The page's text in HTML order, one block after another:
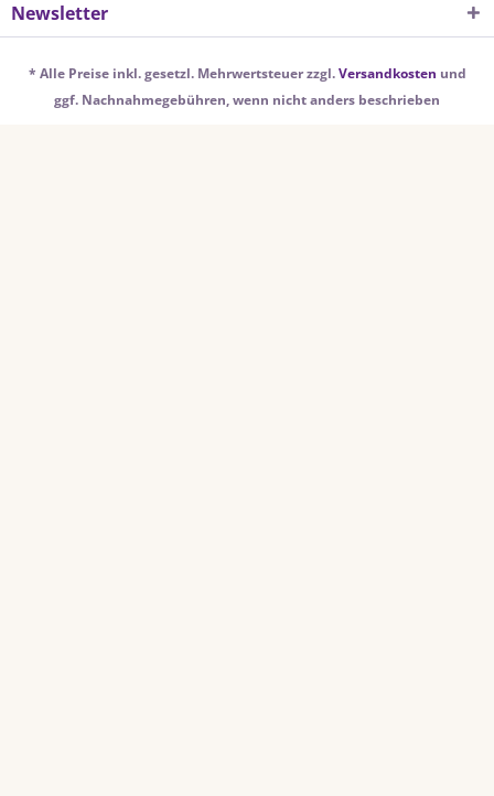
Newsletter
* Alle Preise inkl. gesetzl. Mehrwertsteuer zzgl.Versandkosten und
ggf. Nachnahmegebühren, wenn nicht anders beschrieben